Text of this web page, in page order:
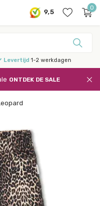
9,5
0
Levertijd1-2 werkdagen
ONTDEK DE SALE